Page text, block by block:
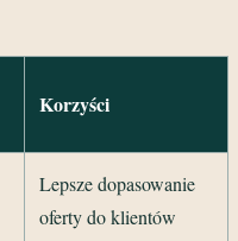
Korzyści
Lepsze dopasowanie
oferty do klientów